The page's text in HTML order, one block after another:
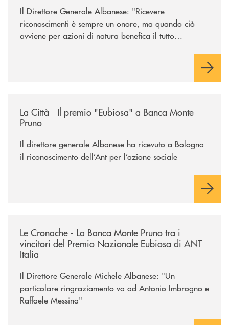
Il Direttore Generale Albanese: "Ricevere
riconoscimenti è sempre un onore, ma quando ciò
avviene per azioni di natura benefica il tutto
La Città - Il premio "Eubiosa" a Banca Monte
Pruno
Il direttore generale Albanese ha ricevuto a Bologna
il riconoscimento dell’Ant per l’azione sociale
Le Cronache - La Banca Monte Pruno tra i
vincitori del Premio Nazionale Eubiosa di ANT
Italia
Il Direttore Generale Michele Albanese: "Un
particolare ringraziamento va ad Antonio Imbrogno e
Raffaele Messina"